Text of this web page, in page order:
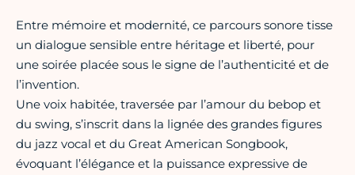
Entre mémoire et modernité, ce parcours sonore tisse
un dialogue sensible entre héritage et liberté, pour
une soirée placée sous le signe de l’authenticité et de
l’invention.
Une voix habitée, traversée par l’amour du bebop et
du swing, s’inscrit dans la lignée des grandes figures
du jazz vocal et du Great American Songbook,
évoquant l’élégance et la puissance expressive de